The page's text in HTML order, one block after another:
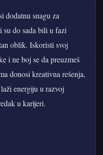
dodatnu snagu za
do sada bili u fazi
oblik. Iskoristi svoj
i ne boj se da preuzmeš
donosi kreativna rešenja,
energiju u razvoj
u karijeri.